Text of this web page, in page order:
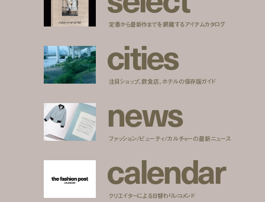
定番から最新作までを網羅するアイテムカタログ
cities
注目ショップ、飲食店、ホテルの保存版ガイド
news
ファッション/ビューティ/カルチャーの最新ニュース
calendar
クリエイターによる日替わりレコメンド